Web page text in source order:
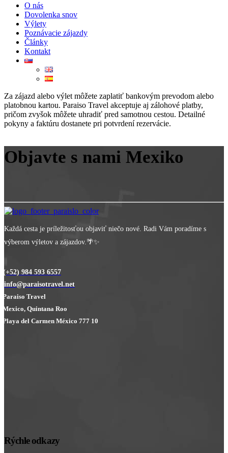
O nás
Dovolenka snov
Výlety
Poznávacie zájazdy
Články
Kontakt
Za zájazd alebo výlet môžete zaplatiť bankovým prevodom alebo
platobnou kartou. Paraiso Travel akceptuje aj zálohové platby,
pričom zvyšok môžete uhradiť pred samotnou cestou. Detailné
pokyny a faktúru dostanete pri potvrdení rezervácie.
Objavte s nami Mexiko
Každá cesta je príležitosťou objaviť niečo nové. Radi Vám poradíme s
výberom výletov a zájazdov.🌴✨
(+52) 984 593 6557
info@paraisotravel.net
Paraiso Travel
Mexico, Quintana Roo
Playa del Carmen México 777 10
Rýchle odkazy